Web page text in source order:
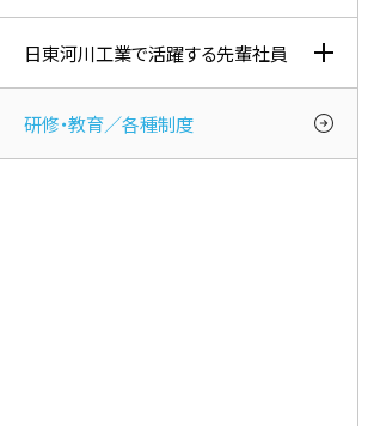
日東河川工業で活躍する先輩社員
研修・教育／各種制度